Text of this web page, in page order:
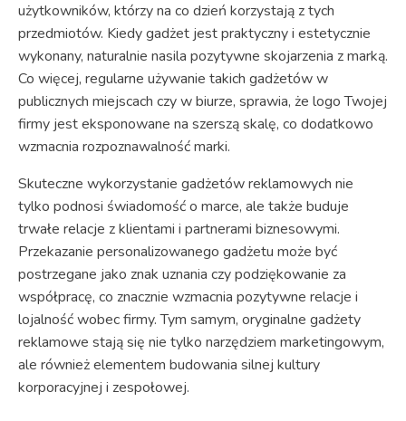
użytkowników, którzy na co dzień korzystają z tych
przedmiotów. Kiedy gadżet jest praktyczny i estetycznie
wykonany, naturalnie nasila pozytywne skojarzenia z marką.
Co więcej, regularne używanie takich gadżetów w
publicznych miejscach czy w biurze, sprawia, że logo Twojej
firmy jest eksponowane na szerszą skalę, co dodatkowo
wzmacnia rozpoznawalność marki.
Skuteczne wykorzystanie gadżetów reklamowych nie
tylko podnosi świadomość o marce, ale także buduje
trwałe relacje z klientami i partnerami biznesowymi.
Przekazanie personalizowanego gadżetu może być
postrzegane jako znak uznania czy podziękowanie za
współpracę, co znacznie wzmacnia pozytywne relacje i
lojalność wobec firmy. Tym samym, oryginalne gadżety
reklamowe stają się nie tylko narzędziem marketingowym,
ale również elementem budowania silnej kultury
korporacyjnej i zespołowej.